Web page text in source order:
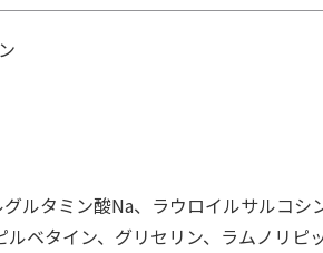
レ 飛び散
臭・抗菌サ
税込)
470円
(送料別・税込)
120円
(送料別・税
ルタミン酸Na、ラウロイルサルコシ
ベタイン、グリセリン、ラムノリピ